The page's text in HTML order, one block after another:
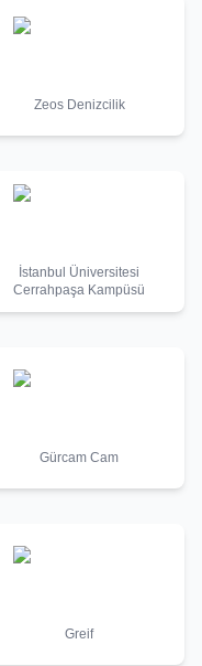
Zeos Denizcilik
İstanbul Üniversitesi
Cerrahpaşa Kampüsü
Gürcam Cam
Greif